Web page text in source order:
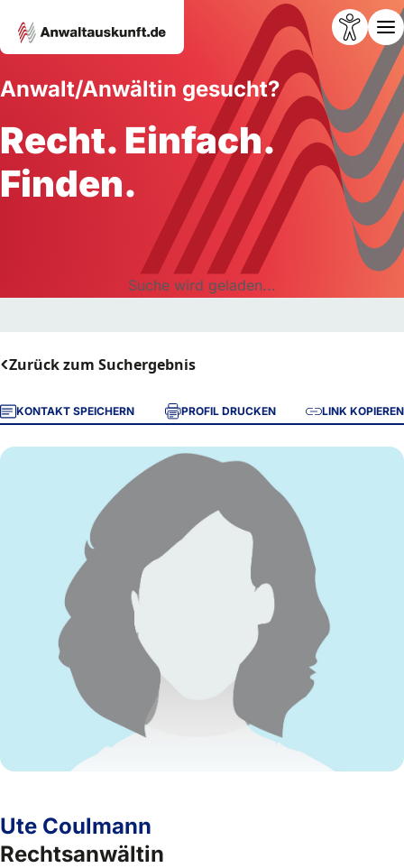
Anwalt/Anwältin gesucht?
Recht. Einfach.
Finden.
Suche wird geladen...
Zurück zum Suchergebnis
KONTAKT SPEICHERN PROFIL DRUCKEN LINK KOPIEREN
Ute Coulmann
Rechtsanwältin